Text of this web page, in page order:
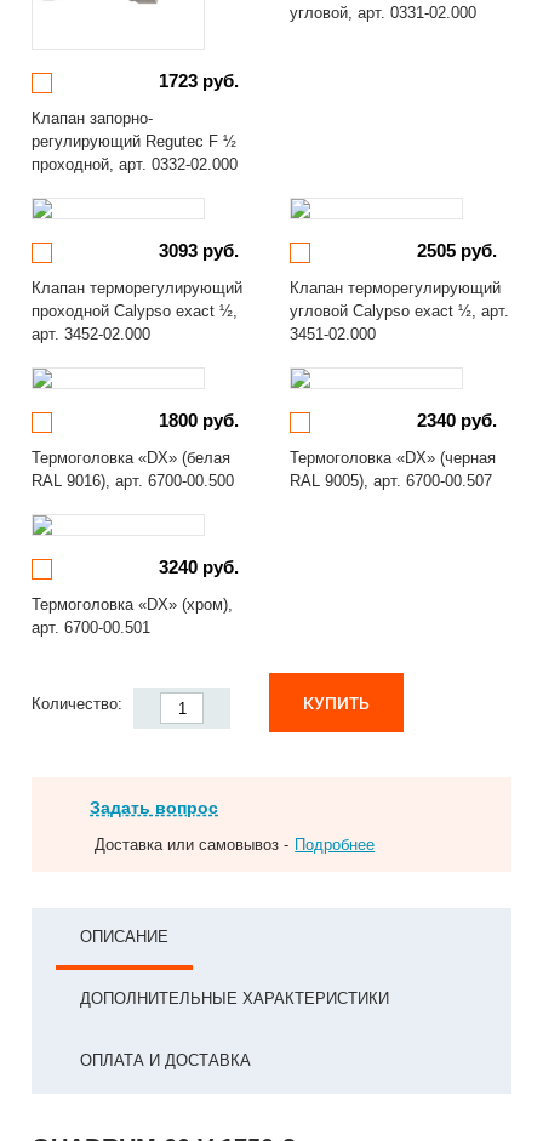
1723 руб.
Клапан запорно-
регулирующий Regutec F ½
проходной, арт. 0332-02.000
угловой, арт. 0331-02.000
3093 руб.
Клапан терморегулирующий
проходной Calypso exact ½,
арт. 3452-02.000
2505 руб.
Клапан терморегулирующий
угловой Calypso exact ½, арт.
3451-02.000
1800 руб.
Термоголовка «DX» (белая
RAL 9016), арт. 6700-00.500
2340 руб.
Термоголовка «DX» (черная
RAL 9005), арт. 6700-00.507
3240 руб.
Термоголовка «DX» (хром),
арт. 6700-00.501
Количество: КУПИТЬ
Задать вопрос
Доставка или самовывоз - Подробнее
ОПИСАНИЕ
ДОПОЛНИТЕЛЬНЫЕ ХАРАКТЕРИСТИКИ
ОПЛАТА И ДОСТАВКА